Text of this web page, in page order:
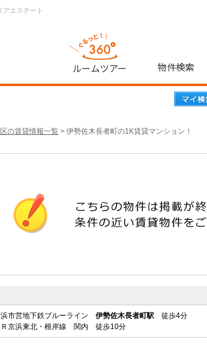
エステート
ルームツアー 物件検索
の賃貸情報一覧 > 伊勢佐木長者町の1K賃貸マンション！
市営地下鉄ブルーライン 伊勢佐木長者町駅 徒歩4分
Ｒ京浜東北・根岸線 関内 徒歩10分